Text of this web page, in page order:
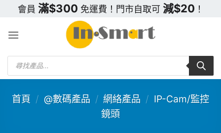
content
會員 滿$300 免運費！門市自取可 減$20 ！
Products
search
首頁 / @數碼產品 / 網絡產品 / IP-Cam/監控
鏡頭